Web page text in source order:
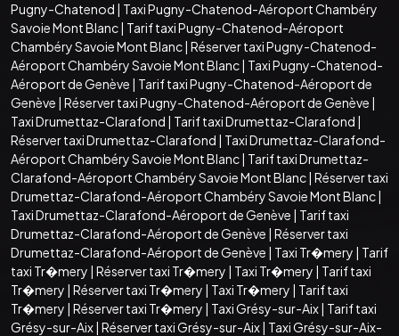
Pugny-Chatenod | Taxi Pugny-Chatenod-Aéroport Chambéry
Savoie Mont Blanc| Tarif taxi Pugny-Chatenod-Aéroport
Chambéry Savoie Mont Blanc| Réserver taxi Pugny-Chatenod-
Aéroport Chambéry Savoie Mont Blanc| Taxi Pugny-Chatenod-
Aéroport de Genève | Tarif taxi Pugny-Chatenod-Aéroport de
Genève | Réserver taxi Pugny-Chatenod-Aéroport de Genève |
Taxi Drumettaz-Clarafond | Tarif taxi Drumettaz-Clarafond |
Réserver taxi Drumettaz-Clarafond | Taxi Drumettaz-Clarafond-
Aéroport Chambéry Savoie Mont Blanc| Tarif taxi Drumettaz-
Clarafond-Aéroport Chambéry Savoie Mont Blanc| Réserver taxi
Drumettaz-Clarafond-Aéroport Chambéry Savoie Mont Blanc|
Taxi Drumettaz-Clarafond-Aéroport de Genève | Tarif taxi
Drumettaz-Clarafond-Aéroport de Genève | Réserver taxi
Drumettaz-Clarafond-Aéroport de Genève | Taxi Tr�mery | Tarif
taxi Tr�mery | Réserver taxi Tr�mery | Taxi Tr�mery | Tarif taxi
Tr�mery | Réserver taxi Tr�mery | Taxi Tr�mery | Tarif taxi
Tr�mery | Réserver taxi Tr�mery | Taxi Grésy-sur-Aix| Tarif taxi
Grésy-sur-Aix| Réserver taxi Grésy-sur-Aix| Taxi Grésy-sur-Aix-